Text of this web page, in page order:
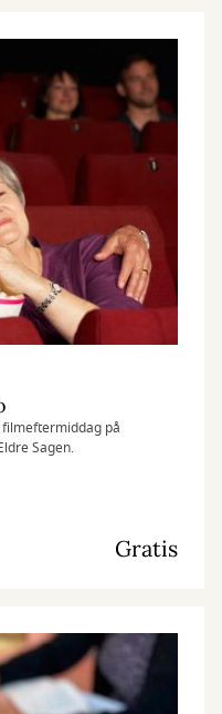
filmeftermiddag på
Sagen.
Gratis